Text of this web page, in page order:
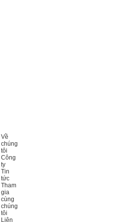
Về
chúng
tôi
Công
ty
Tin
tức
Tham
gia
cùng
chúng
tôi
Liên